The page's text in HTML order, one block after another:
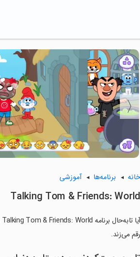
〈
خانه برنامه‌ها آموزشی
Talking Tom & Friends: World
رقم می‌زند.